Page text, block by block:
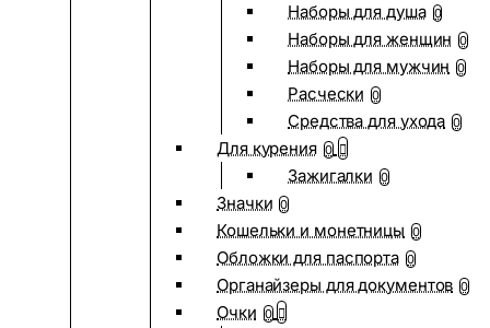
Наборы для душа 0
Наборы для женщин 0
Наборы для мужчин 0
Расчески 0
Средства для ухода 0
Для курения 0
Зажигалки 0
Значки 0
Кошельки и монетницы 0
Обложки для паспорта 0
Органайзеры для документов 0
Очки 0